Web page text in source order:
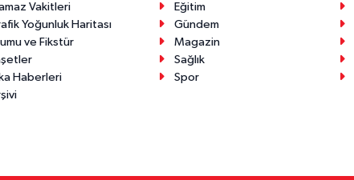
Vakitleri
Yoğunluk Haritası
ve Fikstür
Haberleri
Eğitim
Gündem
Magazin
Sağlık
Spor